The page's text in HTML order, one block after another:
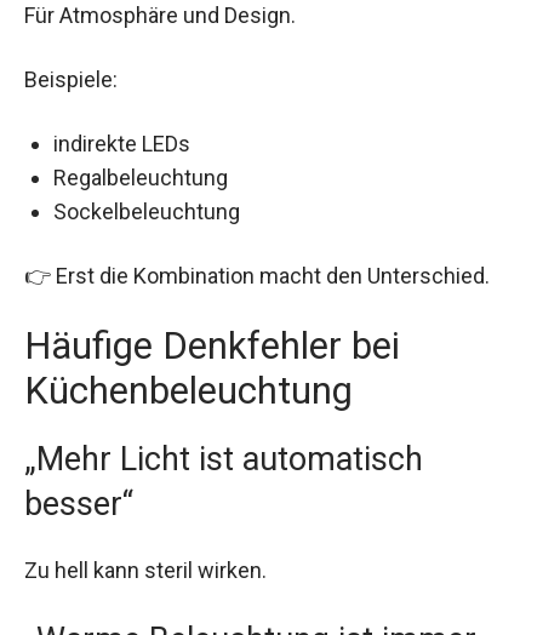
Für Atmosphäre und Design.
Beispiele:
indirekte LEDs
Regalbeleuchtung
Sockelbeleuchtung
👉 Erst die Kombination macht den Unterschied.
Häufige Denkfehler bei
Küchenbeleuchtung
„Mehr Licht ist automatisch
besser“
Zu hell kann steril wirken.